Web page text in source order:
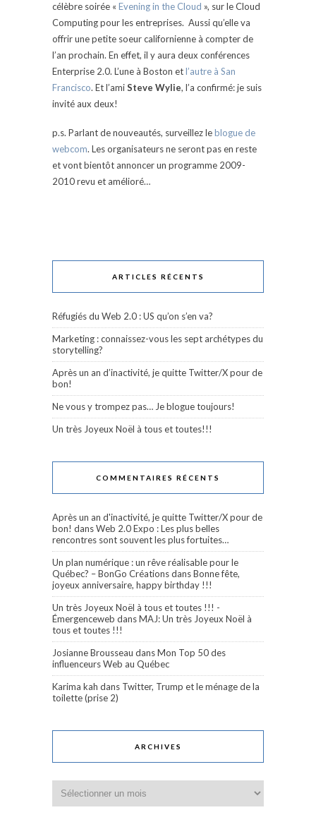
célèbre soirée « Evening in the Cloud », sur le Cloud
Computing pour les entreprises. Aussi qu’elle va
offrir une petite soeur californienne à compter de
l’an prochain. En effet, il y aura deux conférences
Enterprise 2.0. L’une à Boston etl’autre à San
Francisco. Et l’amiSteve Wylie, l’a confirmé: je suis
invité aux deux!
p.s. Parlant de nouveautés, surveillez leblogue de
webcom. Les organisateurs ne seront pas en reste
et vont bientôt annoncer un programme 2009-
2010 revu et amélioré…
ARTICLES RÉCENTS
Réfugiés du Web 2.0 : US qu’on s’en va?
Marketing : connaissez-vous les sept archétypes du
storytelling?
Après un an d’inactivité, je quitte Twitter/X pour de
bon!
Ne vous y trompez pas… Je blogue toujours!
Un très Joyeux Noël à tous et toutes!!!
COMMENTAIRES RÉCENTS
Après un an d'inactivité, je quitte Twitter/X pour de
bon! dansWeb 2.0 Expo : Les plus belles
rencontres sont souvent les plus fortuites…
Un plan numérique : un rêve réalisable pour le
Québec? – BonGo CréationsdansBonne fête,
joyeux anniversaire, happy birthday !!!
Un très Joyeux Noël à tous et toutes !!! -
Émergenceweb dansMAJ: Un très Joyeux Noël à
tous et toutes !!!
Josianne Brousseau dansMon Top 50 des
influenceurs Web au Québec
Karima kah dans Twitter, Trump et le ménage de la
toilette (prise 2)
ARCHIVES